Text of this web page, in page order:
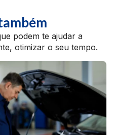
podem te ajudar a
otimizar o seu tempo.